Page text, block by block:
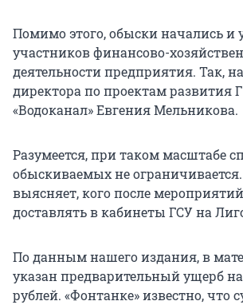
Помимо этого, обыски начались и
участников финансово-
деятельности предприятия. Так,
директора по проектам развития
«Водоканал» Евгения Мельникова.
Разумеется, при таком масштабе
обыскиваемых не
выясняет, кого после
доставлять в кабинеты ГСУ на
По данным нашего издания, в
указан предварительный ущерб
рублей. «Фонтанке» известно, что